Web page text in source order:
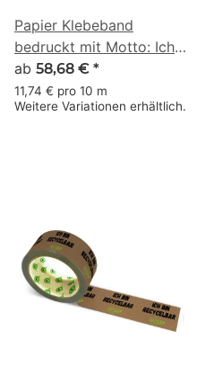
Papier Klebeband
bedruckt mit Motto: Ich
bin ein recycelter Karton
- 50 m braun
ab 58,68 € *
11,74 € pro 10 m
Weitere Variationen erhältlich.